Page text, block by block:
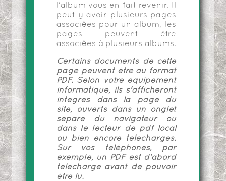
l'album vous en fait revenir. Il
peut y avoir plusieurs pages
associées pour un album, les
pages peuvent être
associées à plusieurs albums.
Certains documents de cette
page peuvent être au format
PDF. Selon votre équipement
informatique, ils s'afficheront
intégrés dans la page du
site, ouverts dans un onglet
séparé du navigateur ou
dans le lecteur de pdf local
ou bien encore téléchargés.
Sur vos téléphones, par
exemple, un PDF est d'abord
téléchargé avant de pouvoir
être lu.